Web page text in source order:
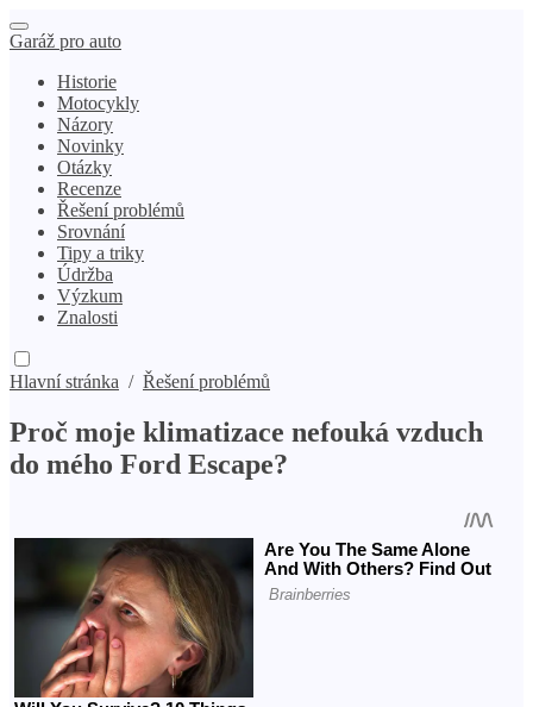
Garáž pro auto
Historie
Motocykly
Názory
Novinky
Otázky
Recenze
Řešení problémů
Srovnání
Tipy a triky
Údržba
Výzkum
Znalosti
Hlavní stránka / Řešení problémů
Proč moje klimatizace nefouká vzduch
do mého Ford Escape?